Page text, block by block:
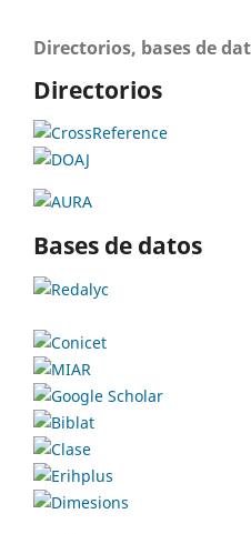
Directorios, bases de
Directorios
Bases de datos